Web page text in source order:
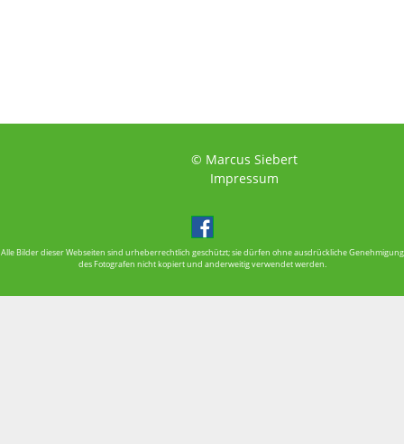
© Marcus Siebert
Impressum
Alle Bilder dieser Webseiten sind urheberrechtlich geschützt; sie dürfen ohne ausdrückliche Genehmigung
des Fotografen nicht kopiert und anderweitig verwendet werden.